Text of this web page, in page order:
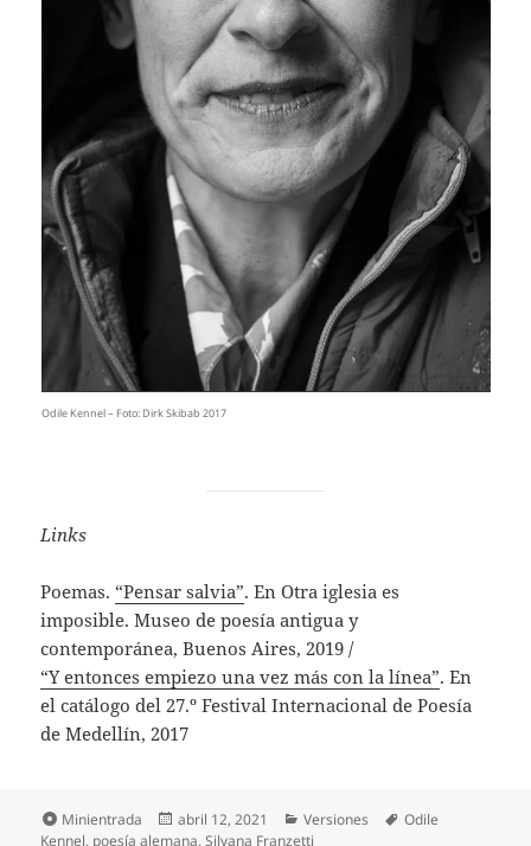
Odile Kennel – Foto: Dirk Skibab 2017
Links
Poemas. “Pensar salvia”. En Otra iglesia es
imposible. Museo de poesía antigua y
contemporánea, Buenos Aires, 2019 /
“Y entonces empiezo una vez más con la línea”. En
el catálogo del 27.º Festival Internacional de Poesía
de Medellín, 2017
Formato
Minientrada
Publicado
el
abril 12, 2021 Categorías
Versiones Etiquetas
Odile
Kennel, poesía alemana,Silvana Franzetti